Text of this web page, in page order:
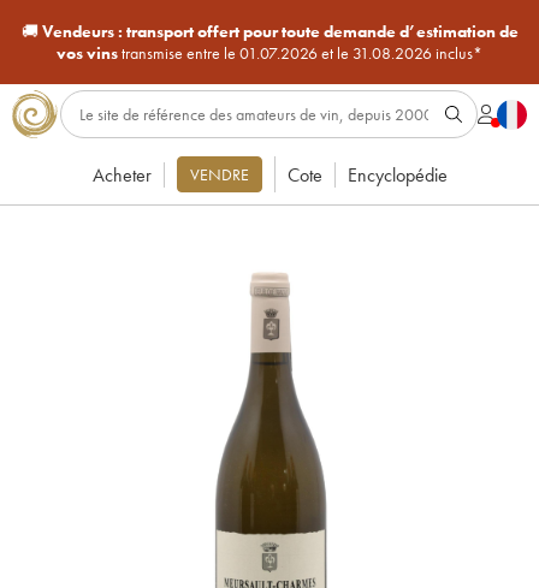
🚚Vendeurs : transport offert pour toute demande d’estimation de
vos vinstransmise entre le 01.07.2026 et le 31.08.2026 inclus*
Acheter VENDRE Cote Encyclopédie